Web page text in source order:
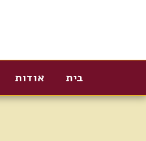
בית אודות